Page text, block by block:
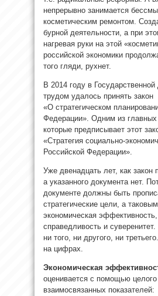
непрерывно занимается
косметическим ремонтом.
бурной деятельности, а при
нагревая руки на этой
российской экономики
того гляди, рухнет.
В 2014 году в
трудом удалось принять закон
«О стратегическом
Федерации». Одним из главных
которые предписывает этот
«Стратегия социально-
Российской Федерации».
Уже двенадцать лет, как закон
а указанного документа нет.
документе должны быть
стратегические цели, а
экономическая
справедливость и
ни того, ни другого, ни
на цифрах.
Экономическая
оценивается с помощью
взаимосвязанных показателей: